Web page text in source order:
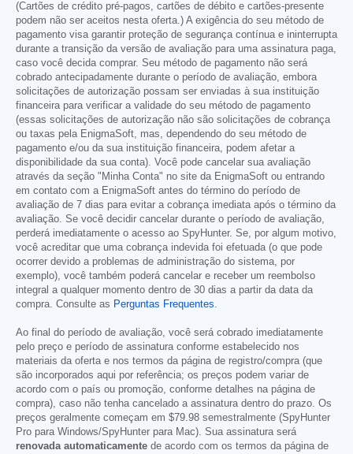
(Cartões de crédito pré-pagos, cartões de débito e cartões-presente
podem não ser aceitos nesta oferta.) A exigência do seu método de
pagamento visa garantir proteção de segurança contínua e ininterrupta
durante a transição da versão de avaliação para uma assinatura paga,
caso você decida comprar. Seu método de pagamento não será
cobrado antecipadamente durante o período de avaliação, embora
solicitações de autorização possam ser enviadas à sua instituição
financeira para verificar a validade do seu método de pagamento
(essas solicitações de autorização não são solicitações de cobrança
ou taxas pela EnigmaSoft, mas, dependendo do seu método de
pagamento e/ou da sua instituição financeira, podem afetar a
disponibilidade da sua conta). Você pode cancelar sua avaliação
através da seção "Minha Conta" no site da EnigmaSoft ou entrando
em contato com a EnigmaSoft antes do término do período de
avaliação de 7 dias para evitar a cobrança imediata após o término da
avaliação. Se você decidir cancelar durante o período de avaliação,
perderá imediatamente o acesso ao SpyHunter. Se, por algum motivo,
você acreditar que uma cobrança indevida foi efetuada (o que pode
ocorrer devido a problemas de administração do sistema, por
exemplo), você também poderá cancelar e receber um reembolso
integral a qualquer momento dentro de 30 dias a partir da data da
compra. Consulte as Perguntas Frequentes.
Ao final do período de avaliação, você será cobrado imediatamente
pelo preço e período de assinatura conforme estabelecido nos
materiais da oferta e nos termos da página de registro/compra (que
são incorporados aqui por referência; os preços podem variar de
acordo com o país ou promoção, conforme detalhes na página de
compra), caso não tenha cancelado a assinatura dentro do prazo. Os
preços geralmente começam em $79.98 semestralmente (SpyHunter
Pro para Windows/SpyHunter para Mac). Sua assinatura será
renovada automaticamente de acordo com os termos da página de